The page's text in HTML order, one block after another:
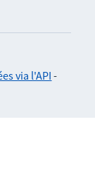
via l'API -